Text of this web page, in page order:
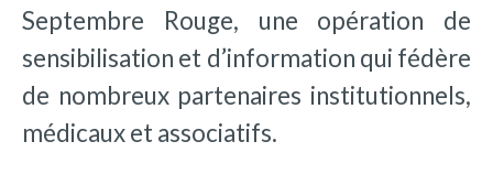
Septembre Rouge, une opération de
sensibilisation et d’information qui fédère
de nombreux partenaires institutionnels,
médicaux et associatifs.